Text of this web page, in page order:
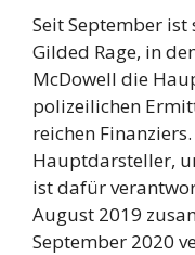
Seit September
Gilded Rage, in
McDowell die
polizeilichen
reichen
Hauptdarsteller,
ist dafür
August 2019
September 2020